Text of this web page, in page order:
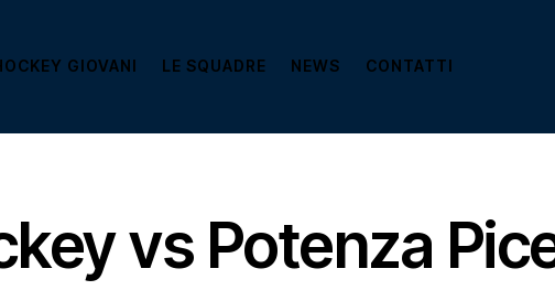
GIOVANI LE SQUADRE NEWS CONTATTI
vs Potenza